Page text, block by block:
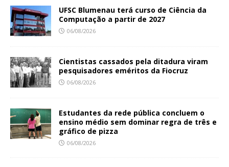
UFSC Blumenau terá curso de Ciência da
Computação a partir de 2027
06/08/2026
Cientistas cassados pela ditadura viram
pesquisadores eméritos da Fiocruz
06/08/2026
Estudantes da rede pública concluem o
ensino médio sem dominar regra de três e
gráfico de pizza
06/08/2026